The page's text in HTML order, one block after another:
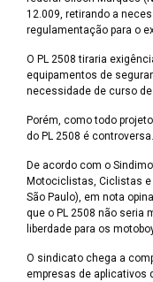
12.009, retirando a
regulamentação para o
O PL 2508 tiraria
equipamentos de
necessidade de curso
Porém, como todo
do PL 2508 é controversa.
De acordo com o
Motociclistas, Ciclistas
São Paulo), em nota
que o PL 2508 não seria
liberdade para os
O sindicato chega a
empresas de aplicativos